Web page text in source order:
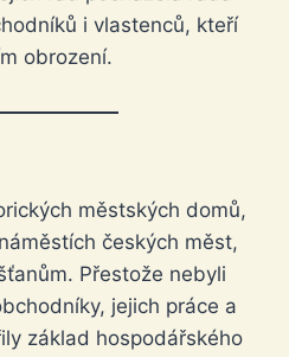
i vlastenců, kteří
obrození.
městských domů,
českých měst,
Přestože nebyli
jejich práce a
základ hospodářského